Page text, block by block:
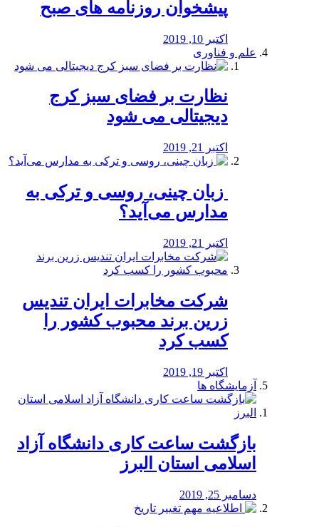
پیشخوان روزنامه های صبح
اکتبر 10, 2019
علم و فناوری
نظارت بر فضای سبز کرج
دیجیتالی می شود
اکتبر 21, 2019
️ زبان چینی، روسی و ترکی به
مدارس می‌آید؟
اکتبر 21, 2019
شرکت مخابرات ایران تندیس
زرین برند محبوب کشور را
کسب کرد
اکتبر 19, 2019
آزمایشگاه ها
بازگشت ساعت کاری دانشگاه آزاد
اسلامی استان البرز
دسامبر 25, 2019